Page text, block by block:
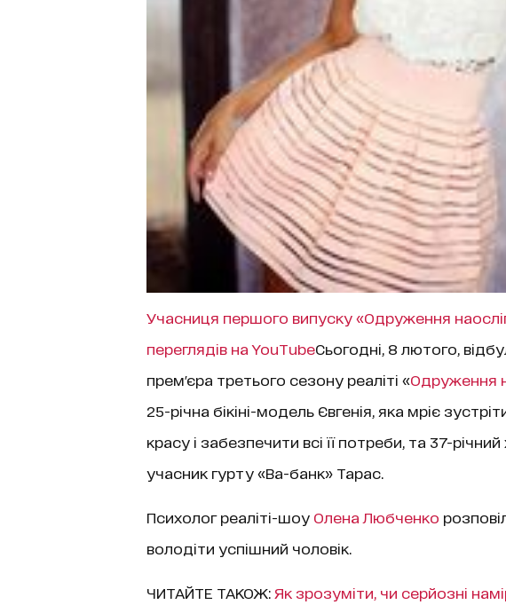
Учасниця першого випуску «Одруження
переглядів на YouTubeCьогодні, 8 лютого,
прем'єра третього сезону реаліті «Одруження
25-річна бікіні-модель Євгенія, яка мріє
красу і забезпечити всі її потреби, та 37-
учасник гурту «Ва-банк» Тарас.
Психолог реаліті-шоу Олена Любченко
володіти успішний чоловік.
ЧИТАЙТЕ ТАКОЖ: Як зрозуміти, чи серйозні